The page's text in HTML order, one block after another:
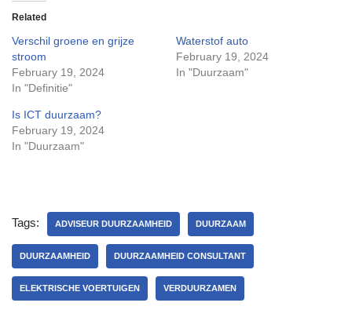
Related
Verschil groene en grijze
stroom
February 19, 2024
In "Definitie"
Waterstof auto
February 19, 2024
In "Duurzaam"
Is ICT duurzaam?
February 19, 2024
In "Duurzaam"
Tags: ADVISEUR DUURZAAMHEID DUURZAAM
DUURZAAMHEID DUURZAAMHEID CONSULTANT
ELEKTRISCHE VOERTUIGEN VERDUURZAMEN